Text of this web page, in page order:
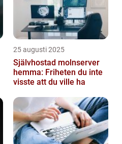
25 augusti 2025
Självhostad molnserver
hemma: Friheten du inte
visste att du ville ha